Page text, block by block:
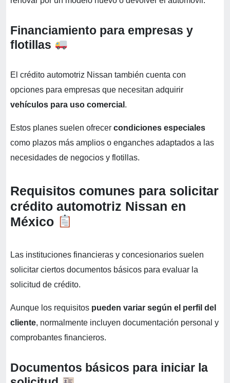
Financiamiento para empresas y
flotillas
El crédito automotriz Nissan también cuenta con
opciones para empresas que necesitan adquirir
vehículos para uso comercial .
Estos planes suelen ofrecer condiciones especiales
como plazos más amplios o enganches adaptados a las
necesidades de negocios y flotillas.
Requisitos comunes para solicitar
crédito automotriz Nissan en
México
Las instituciones financieras y concesionarios suelen
solicitar ciertos documentos básicos para evaluar la
solicitud de crédito.
Aunque los requisitos pueden variar según el perfil del
cliente, normalmente incluyen documentación personal y
comprobantes financieros.
Documentos básicos para iniciar la